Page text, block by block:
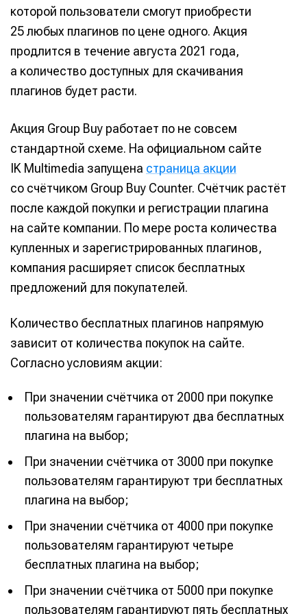
которой пользователи смогут приобрести
25 любых плагинов по цене одного. Акция
продлится в течение августа 2021 года,
а количество доступных для скачивания
плагинов будет расти.
Акция Group Buy работает по не совсем
стандартной схеме. На официальном сайте
IK Multimedia запущена страница акции
со счётчиком Group Buy Counter. Счётчик растёт
после каждой покупки и регистрации плагина
на сайте компании. По мере роста количества
купленных и зарегистрированных плагинов,
компания расширяет список бесплатных
предложений для покупателей.
Количество бесплатных плагинов напрямую
зависит от количества покупок на сайте.
Согласно условиям акции:
При значении счётчика от 2000 при покупке
пользователям гарантируют два бесплатных
плагина на выбор;
При значении счётчика от 3000 при покупке
пользователям гарантируют три бесплатных
плагина на выбор;
При значении счётчика от 4000 при покупке
пользователям гарантируют четыре
бесплатных плагина на выбор;
При значении счётчика от 5000 при покупке
пользователям гарантируют пять бесплатных